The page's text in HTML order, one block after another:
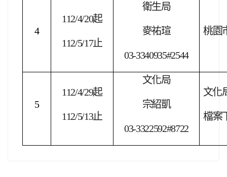
4
112/4/20起
112/5/17止
衛生局
麥祐瑄
03-3340935#2544
桃園
5
112/4/29起
112/5/13止
文化局
宗紹凱
03-3322592#8722
文化
檔案